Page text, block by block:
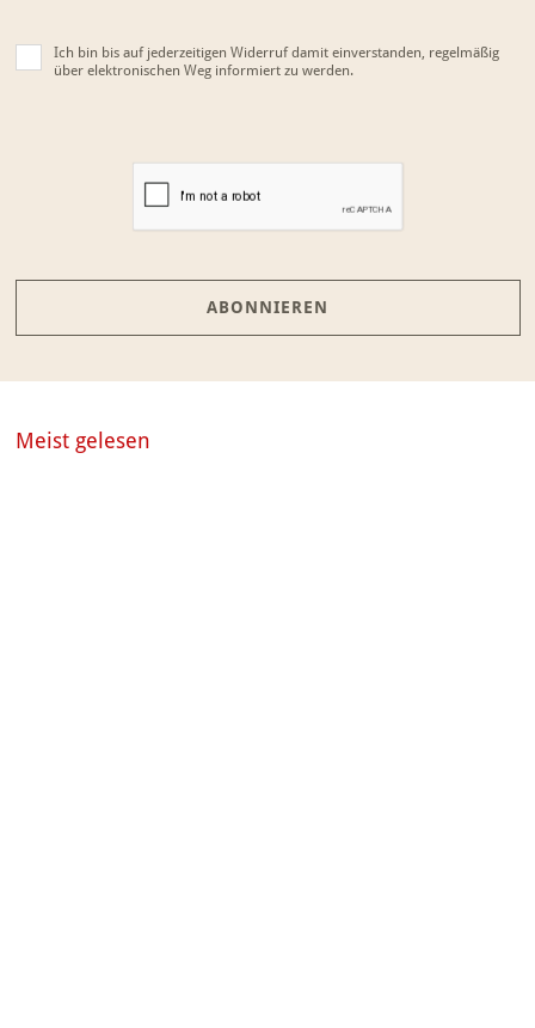
Ich bin bis auf jederzeitigen Widerruf damit einverstanden, regelmäßig
über elektronischen Weg informiert zu werden.
ABONNIEREN
Meist gelesen